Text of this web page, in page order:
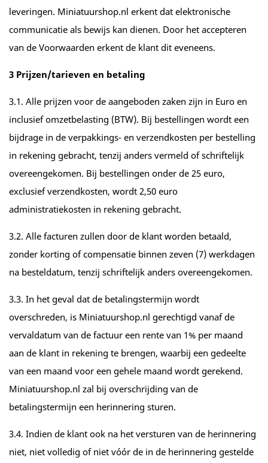
leveringen. Miniatuurshop.nl erkent dat elektronische
communicatie als bewijs kan dienen. Door het accepteren
van de Voorwaarden erkent de klant dit eveneens.
3 Prijzen/tarieven en betaling
3.1. Alle prijzen voor de aangeboden zaken zijn in Euro en
inclusief omzetbelasting (BTW). Bij bestellingen wordt een
bijdrage in de verpakkings- en verzendkosten per bestelling
in rekening gebracht, tenzij anders vermeld of schriftelijk
overeengekomen. Bij bestellingen onder de 25 euro,
exclusief verzendkosten, wordt 2,50 euro
administratiekosten in rekening gebracht.
3.2. Alle facturen zullen door de klant worden betaald,
zonder korting of compensatie binnen zeven (7) werkdagen
na besteldatum, tenzij schriftelijk anders overeengekomen.
3.3. In het geval dat de betalingstermijn wordt
overschreden, is Miniatuurshop.nl gerechtigd vanaf de
vervaldatum van de factuur een rente van 1% per maand
aan de klant in rekening te brengen, waarbij een gedeelte
van een maand voor een gehele maand wordt gerekend.
Miniatuurshop.nl zal bij overschrijding van de
betalingstermijn een herinnering sturen.
3.4. Indien de klant ook na het versturen van de herinnering
niet, niet volledig of niet vóór de in de herinnering gestelde